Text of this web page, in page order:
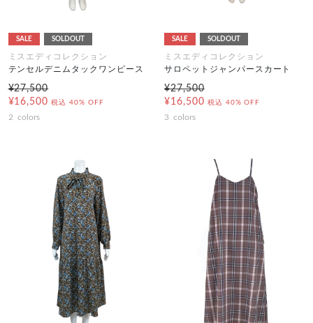
SALE SOLDOUT
ミスエディコレクション
テンセルデニムタックワンピース
¥27,500
¥16,500 税込 40% OFF
2 colors
SALE SOLDOUT
ミスエディコレクション
サロペットジャンパースカート
¥27,500
¥16,500 税込 40% OFF
3 colors